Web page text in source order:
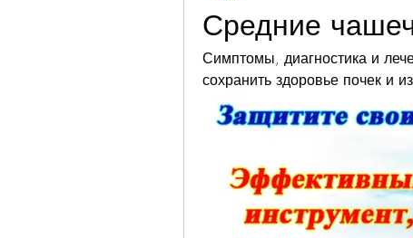
Средние
Симптомы, диагностика и
сохранить здоровье почек и